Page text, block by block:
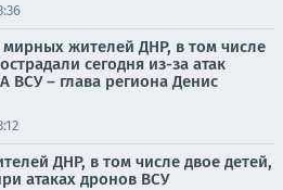
жителей ДНР, в том числе
сегодня из-за атак
ВСУ – глава региона Денис
ДНР, в том числе двое детей,
атаках дронов ВСУ